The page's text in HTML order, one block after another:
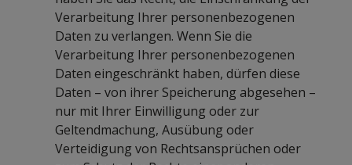
Verarbeitung Ihrer personenbezogenen
Daten zu verlangen. Wenn Sie die
Verarbeitung Ihrer personenbezogenen
Daten eingeschränkt haben, dürfen diese
Daten – von ihrer Speicherung abgesehen –
nur mit Ihrer Einwilligung oder zur
Geltendmachung, Ausübung oder
Verteidigung von Rechtsansprüchen oder